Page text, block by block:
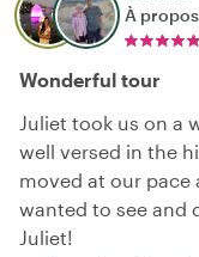
À
Wonderful tour
Juliet took us on a
well versed in the
moved at our pace
wanted to see and
Juliet!